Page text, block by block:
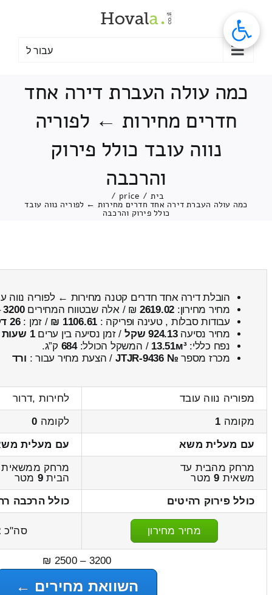
עבור ל
כמה עולה העברת דירה אחד
חדרים מחירות ← לפוריה
נווה עובד כולל פירוק
והרכבה
בית /
price
/
כמה עולה העברת דירה אחד חדרים מחירות ← לפוריה נווה עובד
כולל פירוק והרכבה
הובלת דירה אחד חדרים קטנה מחירות ← לפוריה נווה
מחיר מחירון: 2619.02 ₪ / אלה שבטווח המחירים3200
עבודות סבלות , טעינה ופריקה : 1106.61 ₪ / זמן :26 דקות 52 שניות
מחיר נסיעה924.13 שקל / זמן נסיעה בין ערים1 שעות , 11 דקות
נפח כללי:13.51м³ / המשקל הכולל:684 ק”ג.
מכרז מספר № JTJR-9436 / הצעת מחיר עבור : ורד
מפוריה נווה עובד
לחירות ,דרור
מקומה 1 לקומה 0
עם מעלית משא
עם מעלית
מרחק מהבית עד
משאית 9מטר
מרחק ממשאית
הבית9 מטר
כולל פירוק רהיטים
כולל הרכבה
מחיר מחירון סה"כ
3200 – 2500 ₪
השוואת מחירים ←